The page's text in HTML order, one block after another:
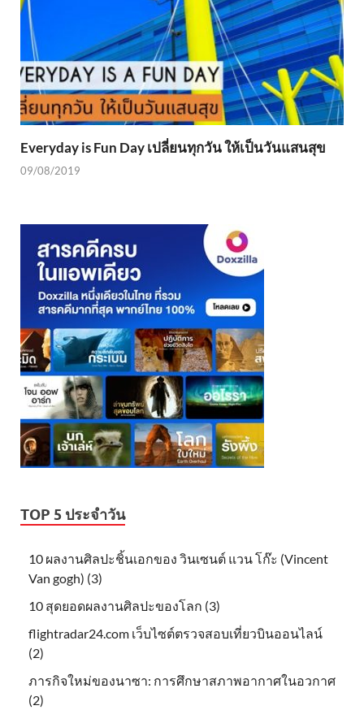
Everyday is Fun Day เปลี่ยนทุกวัน ให้เป็นวันแสนสุข
09/08/2019
TOP 5 ประจำวัน
10 ผลงานศิลปะชิ้นเอกของ วินเซนต์ แวน โก๊ะ (Vincent
Van gogh) (3)
10 สุดยอดผลงานศิลปะของโลก (3)
flightradar24.com เว็บไซต์ตรวจสอบเที่ยวบินออนไลน์
(2)
ภารกิจใหม่ของนาซา: การศึกษาสภาพอากาศในอวกาศ
(2)